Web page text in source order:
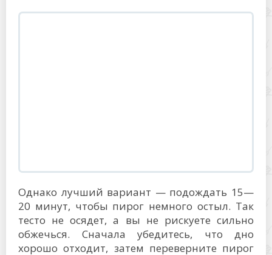
Однако лучший вариант — подождать 15—
20 минут, чтобы пирог немного остыл. Так
тесто не осядет, а вы не рискуете сильно
обжечься. Сначала убедитесь, что дно
хорошо отходит, затем переверните пирог